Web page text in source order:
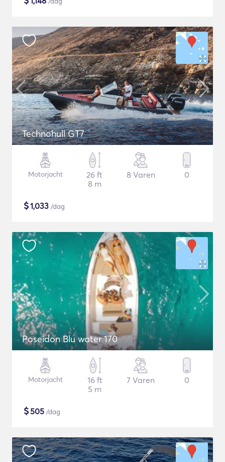
Technohull GT7
Motorjacht
26 ft
8 m
8 Varen 0
$1,033 /dag
Poseidon Blu water 170
Motorjacht
16 ft
5 m
7 Varen 0
$505 /dag